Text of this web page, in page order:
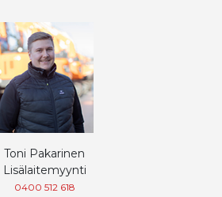
Toni Pakarinen
Lisälaitemyynti
0400 512 618